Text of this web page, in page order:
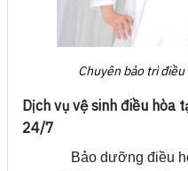
Chuyên bảo trì
Dịch vụ vệ sinh điều hòa
24/7
Bảo dưỡng điều